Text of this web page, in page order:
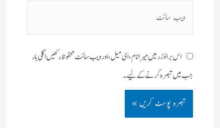
اس براؤزر میں میرا نام، ای میل، اور ویب سائٹ محفوظ رکھیں اگلی بار
جب میں تبصرہ کرنے کےلیے۔